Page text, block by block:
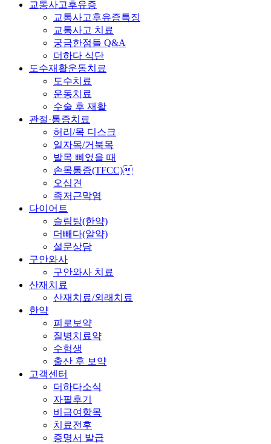
교통사고후유증
교통사고후유증특징
교통사고 치료
궁금한점들 Q&A
더하다 식단
도수재활운동치료
도수치료
운동치료
수술 후 재활
관절·통증치료
허리/목 디스크
일자목/거북목
발목 삐었을 때
손목통증(TFCC)
오십견
족저근막염
다이어트
슬림탕(한약)
더빼다(알약)
설문상담
구안와사
구안와사 치료
산재치료
산재치료/외래치료
한약
피로보약
질병치료약
수험생
출산 후 보약
고객센터
더하다소식
자필후기
비급여항목
치료전후
증명서 발급